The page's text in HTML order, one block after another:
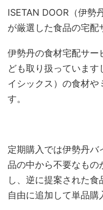
ISETAN DOOR（伊勢
が厳選した食品の宅配
伊勢丹の食材宅配サー
ども取り扱っていま
イシックス）の食材や
す。
定期購入では伊勢丹バ
品の中から不要なもの
し、逆に提案された
自由に追加して単品購